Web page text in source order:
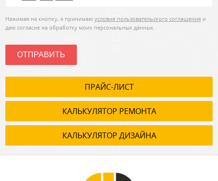
Нажимая на кнопку, я принимаю условия пользовательского соглашения и
даю согласие на обработку моих персональных данных.
ОТПРАВИТЬ
ПРАЙС-ЛИСТ
КАЛЬКУЛЯТОР РЕМОНТА
КАЛЬКУЛЯТОР ДИЗАЙНА